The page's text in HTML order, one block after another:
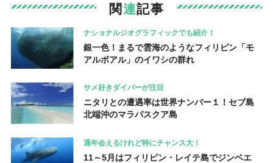
関連記事
ナショナルジオグラフィックでも紹介！
銀一色！まるで雲海のようなフィリピン「モ
アルボアル」のイワシの群れ
サメ好きダイバーが注目
ニタリとの遭遇率は世界ナンバー１！セブ島
北端沖のマラパスクア島
通年会えるけれど特にチャンス大！
11～5月はフィリピン・レイテ島でジンベエ